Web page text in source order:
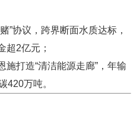
”协议，跨界断面水质达标，
超2亿元；
施打造“清洁能源走廊”，年输
420万吨。